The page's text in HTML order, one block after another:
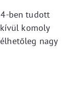
ben tudott
komoly
nagy